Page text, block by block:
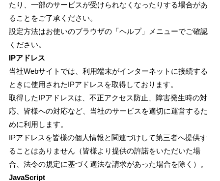
たり、一部のサービスが受けられなくなったりする場合があ
ることをご了承ください。
設定方法はお使いのブラウザの「ヘルプ」メニューでご確認
ください。
IPアドレス
当社Webサイトでは、利用端末がインターネットに接続する
ときに使用されたIPアドレスを取得しております。
取得したIPアドレスは、不正アクセス防止、障害発生時の対
応、皆様への対応など、当社のサービスを適切に運営するた
めに利用します。
IPアドレスを皆様の個人情報と関連づけして第三者へ提供す
ることはありません（皆様より提供の許諾をいただいた場
合、法令の規定に基づく適法な請求があった場合を除く）。
JavaScript